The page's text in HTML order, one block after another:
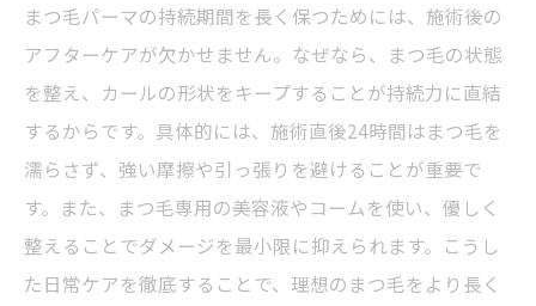
まつ毛パーマの持続期間を長く保つためには、施術後の
アフターケアが欠かせません。なぜなら、まつ毛の状態
を整え、カールの形状をキープすることが持続力に直結
するからです。具体的には、施術直後24時間はまつ毛を
濡らさず、強い摩擦や引っ張りを避けることが重要で
す。また、まつ毛専用の美容液やコームを使い、優しく
整えることでダメージを最小限に抑えられます。こうし
た日常ケアを徹底することで、理想のまつ毛をより長く